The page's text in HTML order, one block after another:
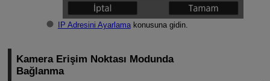
IP Adresini Ayarlamakonusuna gidin.
Kamera Erişim Noktası Modunda
Bağlanma